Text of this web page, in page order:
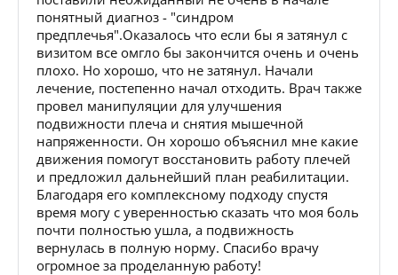
понятный диагноз - "синдром
предплечья".Оказалось что если бы я затянул с
визитом все омгло бы закончится очень и очень
плохо. Но хорошо, что не затянул. Начали
лечение, постепенно начал отходить. Врач также
провел манипуляции для улучшения
подвижности плеча и снятия мышечной
напряженности. Он хорошо объяснил мне какие
движения помогут восстановить работу плечей
и предложил дальнейший план реабилитации.
Благодаря его комплексному подходу спустя
время могу с уверенностью сказать что моя боль
почти полностью ушла, а подвижность
вернулась в полную норму. Спасибо врачу
огромное за проделанную работу!